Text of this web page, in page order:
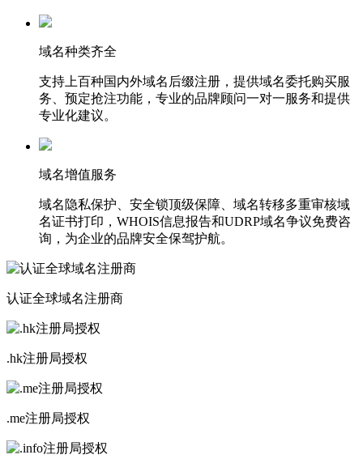
域名种类齐全
支持上百种国内外域名后缀注册，提供域名委托购买服
务、预定抢注功能，专业的品牌顾问一对一服务和提供
专业化建议。
域名增值服务
域名隐私保护、安全锁顶级保障、域名转移多重审核域
名证书打印，WHOIS信息报告和UDRP域名争议免费咨
询，为企业的品牌安全保驾护航。
认证全球域名注册商
.hk注册局授权
.me注册局授权